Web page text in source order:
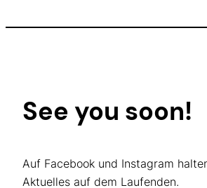
See you soon!
Auf Facebook und Instagram
Aktuelles auf dem Laufenden.